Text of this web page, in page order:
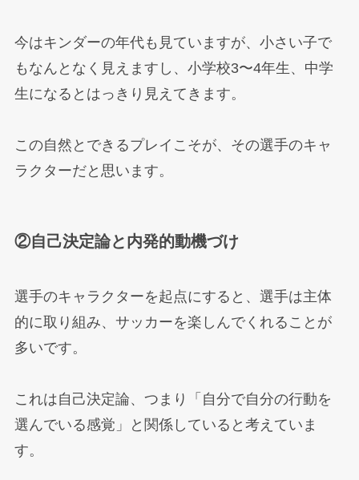
今はキンダーの年代も見ていますが、小さい子で
もなんとなく見えますし、小学校3〜4年生、中学
生になるとはっきり見えてきます。
この自然とできるプレイこそが、その選手のキャ
ラクターだと思います。
②自己決定論と内発的動機づけ
選手のキャラクターを起点にすると、選手は主体
的に取り組み、サッカーを楽しんでくれることが
多いです。
これは自己決定論、つまり「自分で自分の行動を
選んでいる感覚」と関係していると考えていま
す。